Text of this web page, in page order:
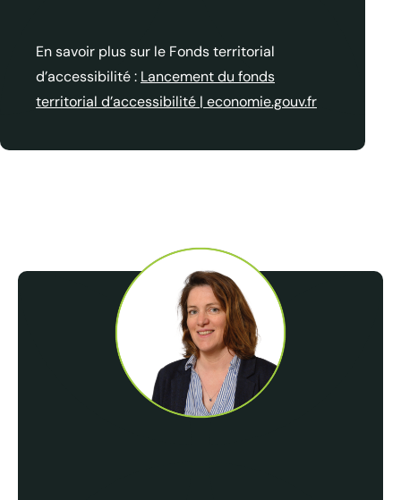
En savoir plus sur le Fonds territorial
d’accessibilité : Lancement du fonds
territorial d’accessibilité | economie.gouv.fr